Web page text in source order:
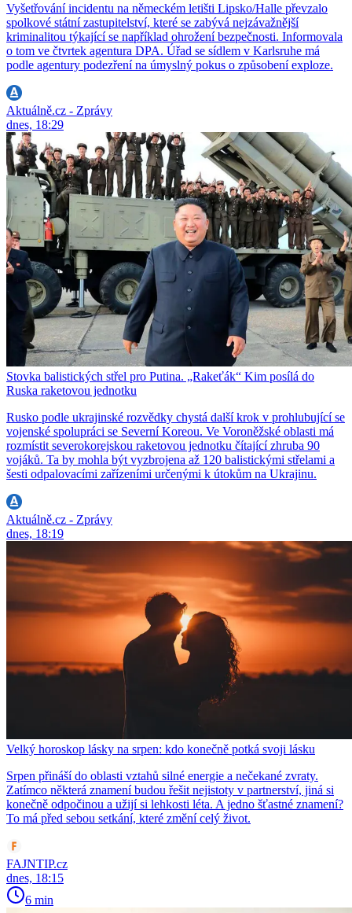
Vyšetřování incidentu na německém letišti Lipsko/Halle převzalo
spolkové státní zastupitelství, které se zabývá nejzávažnější
kriminalitou týkající se například ohrožení bezpečnosti. Informovala
o tom ve čtvrtek agentura DPA. Úřad se sídlem v Karlsruhe má
podle agentury podezření na úmyslný pokus o způsobení exploze.
Aktuálně.cz - Zprávy
dnes, 18:29
Stovka balistických střel pro Putina. „Rakeťák“ Kim posílá do
Ruska raketovou jednotku
Rusko podle ukrajinské rozvědky chystá další krok v prohlubující se
vojenské spolupráci se Severní Koreou. Ve Voroněžské oblasti má
rozmístit severokorejskou raketovou jednotku čítající zhruba 90
vojáků. Ta by mohla být vyzbrojena až 120 balistickými střelami a
šesti odpalovacími zařízeními určenými k útokům na Ukrajinu.
Aktuálně.cz - Zprávy
dnes, 18:19
Velký horoskop lásky na srpen: kdo konečně potká svoji lásku
Srpen přináší do oblasti vztahů silné energie a nečekané zvraty.
Zatímco některá znamení budou řešit nejistoty v partnerství, jiná si
konečně odpočinou a užijí si lehkosti léta. A jedno šťastné znamení?
To má před sebou setkání, které změní celý život.
FAJNTIP.cz
dnes, 18:15
6 min